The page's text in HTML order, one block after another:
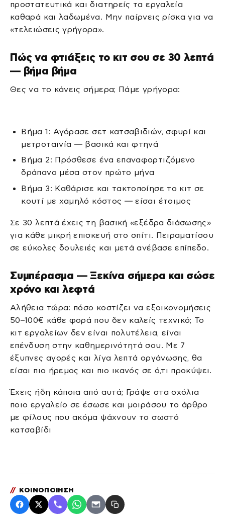
προστατευτικά και διατηρείς τα εργαλεία
καθαρά και λαδωμένα. Μην παίρνεις ρίσκα για να
«τελειώσεις γρήγορα».
Πώς να φτιάξεις το κιτ σου σε 30 λεπτά
— βήμα βήμα
Θες να το κάνεις σήμερα; Πάμε γρήγορα:
Βήμα 1: Αγόρασε σετ κατσαβιδιών, σφυρί και
μετροταινία — βασικά και φτηνά
Βήμα 2: Πρόσθεσε ένα επαναφορτιζόμενο
δράπανο μέσα στον πρώτο μήνα
Βήμα 3: Καθάρισε και τακτοποίησε το κιτ σε
κουτί με χαμηλό κόστος — είσαι έτοιμος
Σε 30 λεπτά έχεις τη βασική «εξέδρα διάσωσης»
για κάθε μικρή επισκευή στο σπίτι. Πειραματίσου
σε εύκολες δουλειές και μετά ανέβασε επίπεδο.
Συμπέρασμα — Ξεκίνα σήμερα και σώσε
χρόνο και λεφτά
Αλήθεια τώρα: πόσο κοστίζει να εξοικονομήσεις
50–100€ κάθε φορά που δεν καλείς τεχνικό; Το
κιτ εργαλείων δεν είναι πολυτέλεια, είναι
επένδυση στην καθημερινότητά σου. Με 7
έξυπνες αγορές και λίγα λεπτά οργάνωσης, θα
είσαι πιο ήρεμος και πιο ικανός σε ό,τι προκύψει.
Έχεις ήδη κάποια από αυτά; Γράψε στα σχόλια
ποιο εργαλείο σε έσωσε και μοιράσου το άρθρο
με φίλους που ακόμα ψάχνουν το σωστό
κατσαβίδι
// ΚΟΙΝΟΠΟΙΗΣΗ